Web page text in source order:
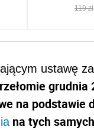
119 zł
ustawę
grudnia
na podstawie
na tych